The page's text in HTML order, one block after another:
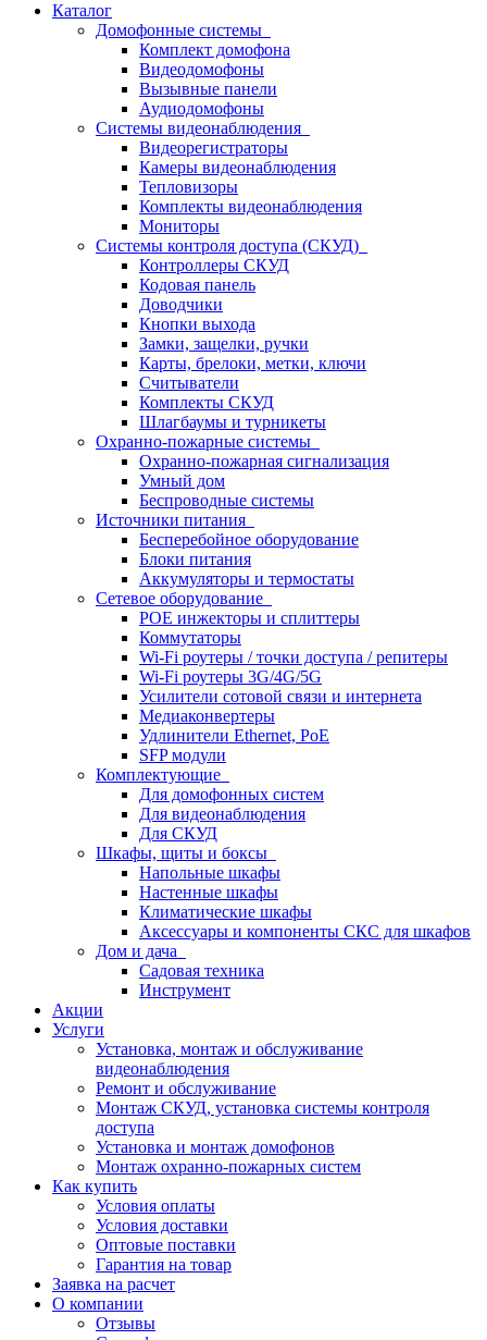
Каталог
Домофонные системы
Комплект домофона
Видеодомофоны
Вызывные панели
Аудиодомофоны
Системы видеонаблюдения
Видеорегистраторы
Камеры видеонаблюдения
Тепловизоры
Комплекты видеонаблюдения
Мониторы
Системы контроля доступа (СКУД)
Контроллеры СКУД
Кодовая панель
Доводчики
Кнопки выхода
Замки, защелки, ручки
Карты, брелоки, метки, ключи
Считыватели
Комплекты СКУД
Шлагбаумы и турникеты
Охранно-пожарные системы
Охранно-пожарная сигнализация
Умный дом
Беспроводные системы
Источники питания
Бесперебойное оборудование
Блоки питания
Аккумуляторы и термостаты
Сетевое оборудование
POE инжекторы и сплиттеры
Коммутаторы
Wi-Fi роутеры / точки доступа / репитеры
Wi-Fi роутеры 3G/4G/5G
Усилители сотовой связи и интернета
Медиаконвертеры
Удлинители Ethernet, PoE
SFP модули
Комплектующие
Для домофонных систем
Для видеонаблюдения
Для СКУД
Шкафы, щиты и боксы
Напольные шкафы
Настенные шкафы
Климатические шкафы
Аксессуары и компоненты СКС для шкафов
Дом и дача
Садовая техника
Инструмент
Акции
Услуги
Установка, монтаж и обслуживание
видеонаблюдения
Ремонт и обслуживание
Монтаж СКУД, установка системы контроля
доступа
Установка и монтаж домофонов
Монтаж охранно-пожарных систем
Как купить
Условия оплаты
Условия доставки
Оптовые поставки
Гарантия на товар
Заявка на расчет
О компании
Отзывы